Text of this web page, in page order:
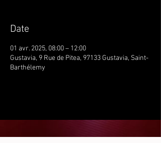
Date
01 avr. 2025, 08:00 – 12:00
Gustavia, 9 Rue de Pitea, 97133 Gustavia, Saint-
Barthélemy